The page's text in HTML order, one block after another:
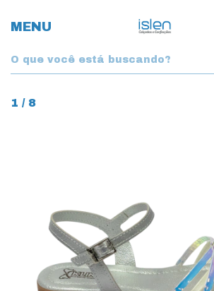
MENU
1 / 8